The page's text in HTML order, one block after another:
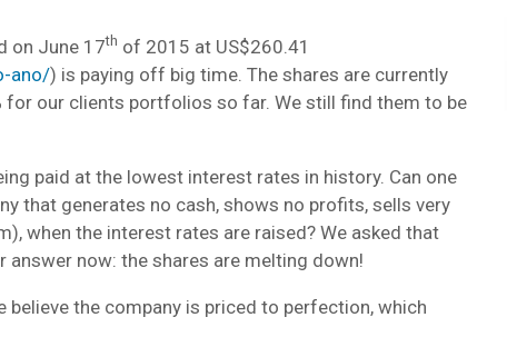
on June 17th of 2015 at US$260.41
ano/) is paying off big time. The shares are currently
for our clients portfolios so far. We still find them to be
paid at the lowest interest rates in history. Can one
that generates no cash, shows no profits, sells very
when the interest rates are raised? We asked that
answer now: the shares are melting down!
believe the company is priced to perfection, which